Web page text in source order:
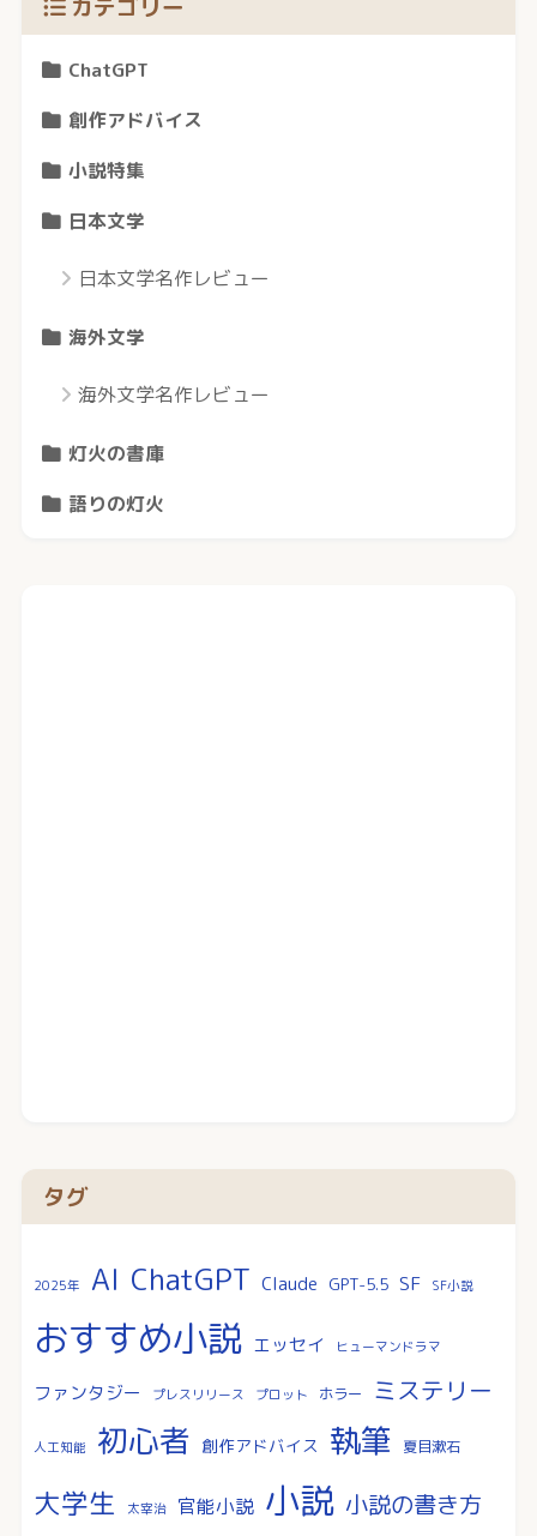
カテゴリー
ChatGPT
創作アドバイス
小説特集
日本文学
日本文学名作レビュー
海外文学
海外文学名作レビュー
灯火の書庫
語りの灯火
タグ
2025年 AI ChatGPT Claude GPT-5.5 SF SF小説
おすすめ小説 エッセイ ヒューマンドラマ
ファンタジー プレスリリース プロット ホラー ミステリー
人工知能 初心者 創作アドバイス 執筆 夏目漱石
大学生 太宰治 官能小説 小説 小説の書き方